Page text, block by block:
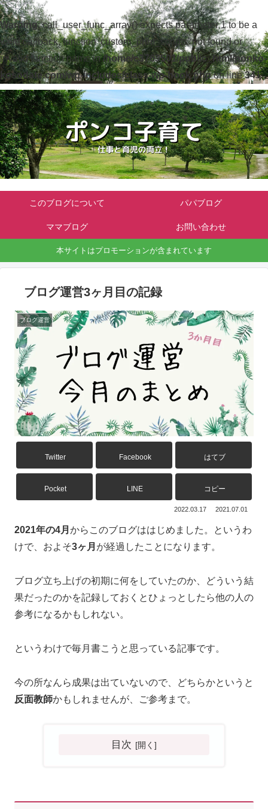
Warning: call_user_func_array() expects parameter 1 to be a
valid callback, function 'custom_print_scripts' not found or
invalid function name in/home/c3763501/public_html/ponko-
kosodate.com/wp-includes/class-wp-hook.phpon line341
このブログについて パパブログ
ママブログ お問い合わせ
本サイトはプロモーションが含まれています
ブログ運営3ヶ月目の記録
ブログ運営
Twitter Facebook はてブ
Pocket LINE コピー
2022.03.17 2021.07.01
2021年の4月 からこのブログははじめました。というわ
けで、およそ3ヶ月 が経過したことになります。
ブログ立ち上げの初期に何をしていたのか、どういう結
果だったのかを記録しておくとひょっとしたら他の人の
参考になるかもしれない。
というわけで毎月書こうと思っている記事です。
今の所なんら成果は出ていないので、どちらかというと
反面教師かもしれませんが、ご参考まで。
目次